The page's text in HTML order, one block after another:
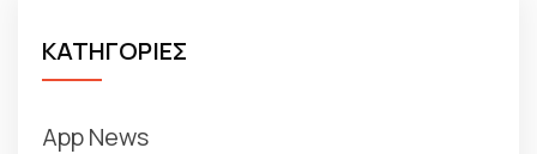
ΚΑΤΗΓΟΡΙΕΣ
App News